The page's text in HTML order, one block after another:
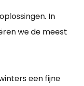
In
we de meest
een fijne